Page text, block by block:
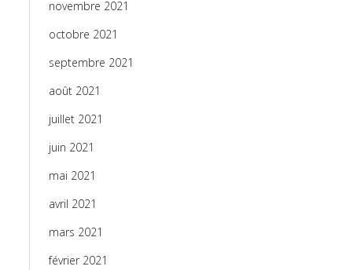
novembre 2021
octobre 2021
septembre 2021
août 2021
juillet 2021
juin 2021
mai 2021
avril 2021
mars 2021
février 2021